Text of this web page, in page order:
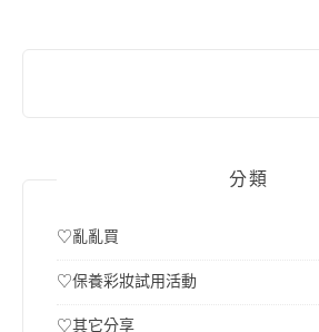
分類
♡亂亂買
♡保養彩妝試用活動
♡其它分享